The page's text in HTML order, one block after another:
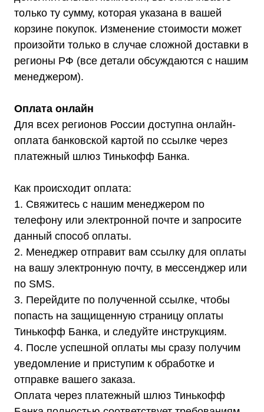
только ту сумму, которая указана в вашей
корзине покупок. Изменение стоимости может
произойти только в случае сложной доставки в
регионы РФ (все детали обсуждаются с нашим
менеджером).
Оплата онлайн
Для всех регионов России доступна онлайн-
оплата банковской картой по ссылке через
платежный шлюз Тинькофф Банка.
Как происходит оплата:
1. Свяжитесь с нашим менеджером по
телефону или электронной почте и запросите
данный способ оплаты.
2. Менеджер отправит вам ссылку для оплаты
на вашу электронную почту, в мессенджер или
по SMS.
3. Перейдите по полученной ссылке, чтобы
попасть на защищенную страницу оплаты
Тинькофф Банка, и следуйте инструкциям.
4. После успешной оплаты мы сразу получим
уведомление и приступим к обработке и
отправке вашего заказа.
Оплата через платежный шлюз Тинькофф
Каталог
Стабилизаторы напряжения
Однофазные стабилизаторы
Трехфазные стабилизаторы
(Т)
Стабилизаторы инверторные ИнСтаб
Стабилизаторы серии R
Стабилизаторы в стойку Rack 19
Стабилизаторы настенные
Источники бесперебойного питания
Однофазные ИБП
Аксессуары
Покупателям
О компании
Доставка
Гарантии
Акции
Статьи
Контакты
Условия оформления заказа
Реквизиты